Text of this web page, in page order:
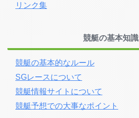
リンク集
競艇の基本知識
競艇の基本的なルール
SGレースについて
競艇情報サイトについて
競艇予想での大事なポイント